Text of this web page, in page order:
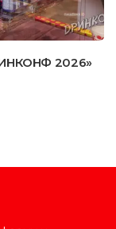
2026»